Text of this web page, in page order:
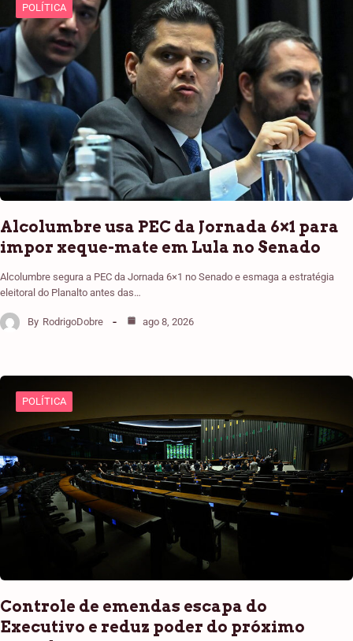
POLÍTICA
Alcolumbre usa PEC da Jornada 6×1 para
impor xeque-mate em Lula no Senado
Alcolumbre segura a PEC da Jornada 6×1 no Senado e esmaga a estratégia
eleitoral do Planalto antes das…
By RodrigoDobre ago 8, 2026
POLÍTICA
Controle de emendas escapa do
Executivo e reduz poder do próximo